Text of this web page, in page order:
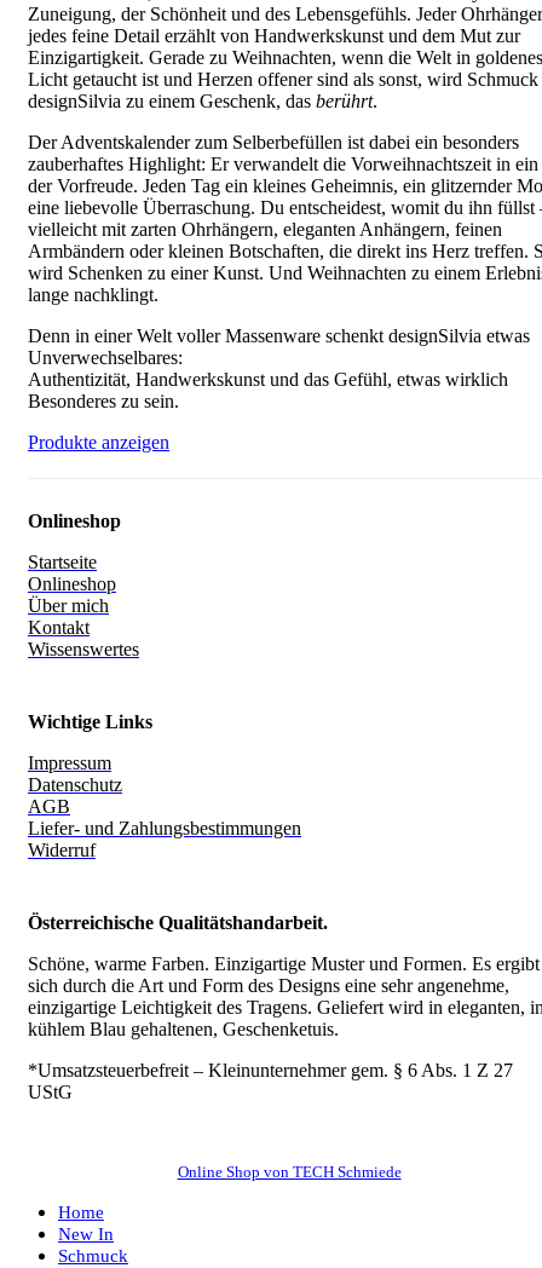
Zuneigung, der Schönheit und des Lebensgefühls. Jeder
jedes feine Detail erzählt von Handwerkskunst und dem Mut zur
Einzigartigkeit. Gerade zu Weihnachten, wenn die Welt in goldenes
Licht getaucht ist und Herzen offener sind als sonst, wird
designSilvia zu einem Geschenk, das berührt.
Der Adventskalender zum Selberbefüllen ist dabei ein besonders
zauberhaftes Highlight: Er verwandelt die Vorweihnachtszeit in ein
der Vorfreude. Jeden Tag ein kleines Geheimnis, ein glitzernder
eine liebevolle Überraschung. Du entscheidest, womit du ihn füllst
vielleicht mit zarten Ohrhängern, eleganten Anhängern, feinen
Armbändern oder kleinen Botschaften, die direkt ins Herz treffen.
wird Schenken zu einer Kunst. Und Weihnachten zu einem
lange nachklingt.
Denn in einer Welt voller Massenware schenkt designSilvia etwas
Unverwechselbares:
Authentizität, Handwerkskunst und das Gefühl, etwas wirklich
Besonderes zu sein.
Produkte anzeigen
Onlineshop
Startseite
Onlineshop
Über mich
Kontakt
Wissenswertes
Wichtige Links
Impressum
Datenschutz
AGB
Liefer- und Zahlungsbestimmungen
Widerruf
Österreichische Qualitätshandarbeit.
Schöne, warme Farben. Einzigartige Muster und Formen. Es ergibt
sich durch die Art und Form des Designs eine sehr angenehme,
einzigartige Leichtigkeit des Tragens. Geliefert wird in eleganten,
kühlem Blau gehaltenen, Geschenketuis.
*Umsatzsteuerbefreit – Kleinunternehmer gem. § 6 Abs. 1 Z 27
UStG
Online Shop von TECH Schmiede
Home
New In
Schmuck